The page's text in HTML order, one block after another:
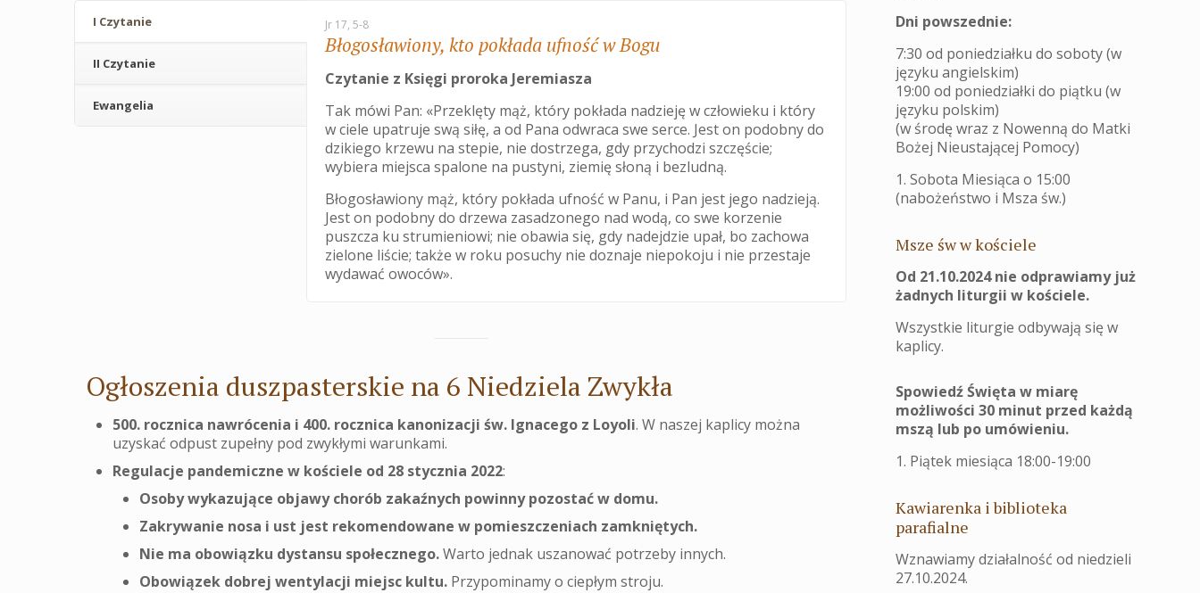
I Czytanie
II Czytanie
Ewangelia
Jr 17, 5-8
Błogosławiony, kto pokłada ufność w Bogu
Czytanie z Księgi proroka Jeremiasza
Tak mówi Pan: «Przeklęty mąż, który pokłada nadzieję w człowieku i który
w ciele upatruje swą siłę, a od Pana odwraca swe serce. Jest on podobny do
dzikiego krzewu na stepie, nie dostrzega, gdy przychodzi szczęście;
wybiera miejsca spalone na pustyni, ziemię słoną i bezludną.
Błogosławiony mąż, który pokłada ufność w Panu, i Pan jest jego nadzieją.
Jest on podobny do drzewa zasadzonego nad wodą, co swe korzenie
puszcza ku strumieniowi; nie obawia się, gdy nadejdzie upał, bo zachowa
zielone liście; także w roku posuchy nie doznaje niepokoju i nie przestaje
wydawać owoców».
Ogłoszenia duszpasterskie na 6 Niedziela Zwykła
500. rocznica nawrócenia i 400. rocznica kanonizacji św. Ignacego z Loyoli. W naszej kaplicy można
uzyskać odpust zupełny pod zwykłymi warunkami.
Regulacje pandemiczne w kościele od 28 stycznia 2022:
Osoby wykazujące objawy chorób zakaźnych powinny pozostać w domu.
Zakrywanie nosa i ust jest rekomendowane w pomieszczeniach zamkniętych.
Nie ma obowiązku dystansu społecznego.Warto jednak uszanować potrzeby innych.
Obowiązek dobrej wentylacji miejsc kultu.Przypominamy o ciepłym stroju.
Dni powszednie:
7:30 od poniedziałku do soboty (w
języku angielskim)
19:00 od poniedziałki do piątku (w
języku polskim)
(w środę wraz z Nowenną do Matki
Bożej Nieustającej Pomocy)
1. Sobota Miesiąca o 15:00
(nabożeństwo i Msza św.)
Msze św w kościele
Od 21.10.2024 nie odprawiamy już
żadnych liturgii w kościele.
Wszystkie liturgie odbywają się w
kaplicy.
Spowiedź Święta w miarę
możliwości 30 minut przed każdą
mszą lub po umówieniu.
1. Piątek miesiąca 18:00-19:00
Kawiarenka i biblioteka
parafialne
Wznawiamy działalność od niedzieli
27.10.2024.